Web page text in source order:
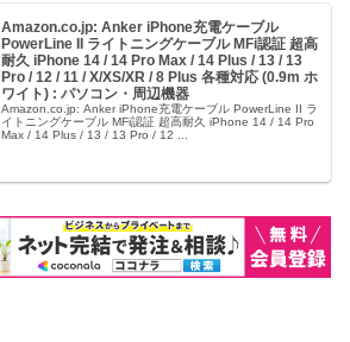
Amazon.co.jp: Anker iPhone充電ケーブル
PowerLine II ライトニングケーブル MFi認証 超高
耐久 iPhone 14 / 14 Pro Max / 14 Plus / 13 / 13
Pro / 12 / 11 / X/XS/XR / 8 Plus 各種対応 (0.9m ホ
ワイト) : パソコン・周辺機器
Amazon.co.jp: Anker iPhone充電ケーブル PowerLine II ラ
イトニングケーブル MFi認証 超高耐久 iPhone 14 / 14 Pro
Max / 14 Plus / 13 / 13 Pro / 12 ...